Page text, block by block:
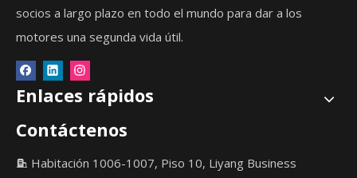
socios a largo plazo en todo el mundo para dar a los
motores una segunda vida útil.
Enlaces rápidos
Contáctenos
 Habitación 1006-1007, Piso 10, Liyang Business